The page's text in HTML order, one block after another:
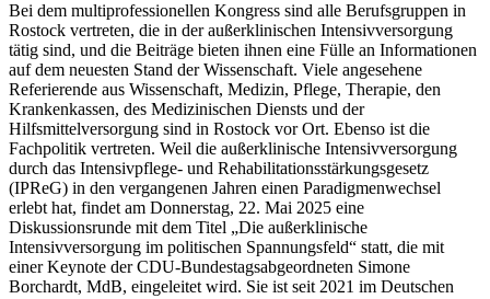
Bei dem multiprofessionellen Kongress sind alle Berufsgruppen in
Rostock vertreten, die in der außerklinischen Intensivversorgung
tätig sind, und die Beiträge bieten ihnen eine Fülle an Informationen
auf dem neuesten Stand der Wissenschaft. Viele angesehene
Referierende aus Wissenschaft, Medizin, Pflege, Therapie, den
Krankenkassen, des Medizinischen Diensts und der
Hilfsmittelversorgung sind in Rostock vor Ort. Ebenso ist die
Fachpolitik vertreten. Weil die außerklinische Intensivversorgung
durch das Intensivpflege- und Rehabilitationsstärkungsgesetz
(IPReG) in den vergangenen Jahren einen Paradigmenwechsel
erlebt hat, findet am Donnerstag, 22. Mai 2025 eine
Diskussionsrunde mit dem Titel „Die außerklinische
Intensivversorgung im politischen Spannungsfeld“ statt, die mit
einer Keynote der CDU-Bundestagsabgeordneten Simone
Borchardt, MdB, eingeleitet wird. Sie ist seit 2021 im Deutschen